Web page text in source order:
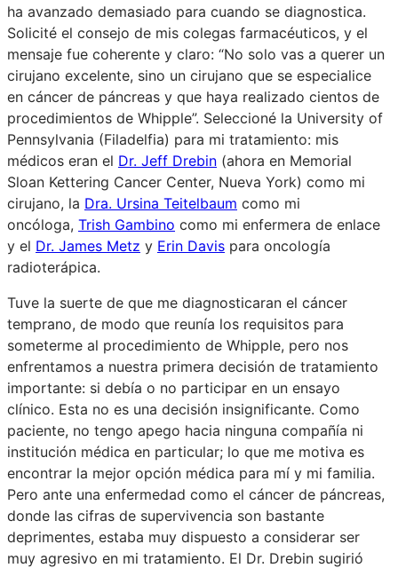
ha avanzado demasiado para cuando se diagnostica.
Solicité el consejo de mis colegas farmacéuticos, y el
mensaje fue coherente y claro: “No solo vas a querer un
cirujano excelente, sino un cirujano que se especialice
en cáncer de páncreas y que haya realizado cientos de
procedimientos de Whipple”. Seleccioné la University of
Pennsylvania (Filadelfia) para mi tratamiento: mis
médicos eran el Dr. Jeff Drebin (ahora en Memorial
Sloan Kettering Cancer Center, Nueva York) como mi
cirujano, la Dra. Ursina Teitelbaum como mi
oncóloga, Trish Gambino como mi enfermera de enlace
y el Dr. James Metz y Erin Davis para oncología
radioterápica.
Tuve la suerte de que me diagnosticaran el cáncer
temprano, de modo que reunía los requisitos para
someterme al procedimiento de Whipple, pero nos
enfrentamos a nuestra primera decisión de tratamiento
importante: si debía o no participar en un ensayo
clínico. Esta no es una decisión insignificante. Como
paciente, no tengo apego hacia ninguna compañía ni
institución médica en particular; lo que me motiva es
encontrar la mejor opción médica para mí y mi familia.
Pero ante una enfermedad como el cáncer de páncreas,
donde las cifras de supervivencia son bastante
deprimentes, estaba muy dispuesto a considerar ser
muy agresivo en mi tratamiento. El Dr. Drebin sugirió